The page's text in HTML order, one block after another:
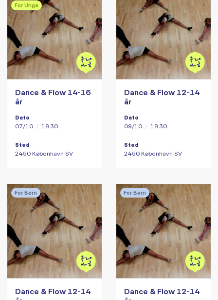
For Unge
Dance & Flow 14-16
år
Dato
07/10 / 18:30
Sted
2450 København SV
Dance & Flow 12-14
år
Dato
09/10 / 18:30
Sted
2450 København SV
For Børn
Dance & Flow 12-14
For Børn
Dance & Flow 12-14